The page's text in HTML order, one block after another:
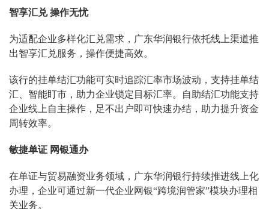
智享汇兑 操作无忧
为适配企业多样化汇兑需求，广东华润银行依托线上渠道推
出智享汇兑服务，操作便捷高效。
该行的挂单结汇功能可实时追踪汇率市场波动，支持挂单结
汇、智能盯市，助力企业锁定目标汇率。自助结汇功能支持
企业线上自主操作，足不出户即可快速办结，助力提升资金
周转效率。
敏捷单证 网银通办
在单证与贸易融资业务领域，广东华润银行持续推进线上化
办理，企业可通过新一代企业网银“跨境润管家”模块办理相
关业务。